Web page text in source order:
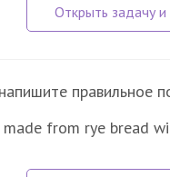
правильное
from rye bread